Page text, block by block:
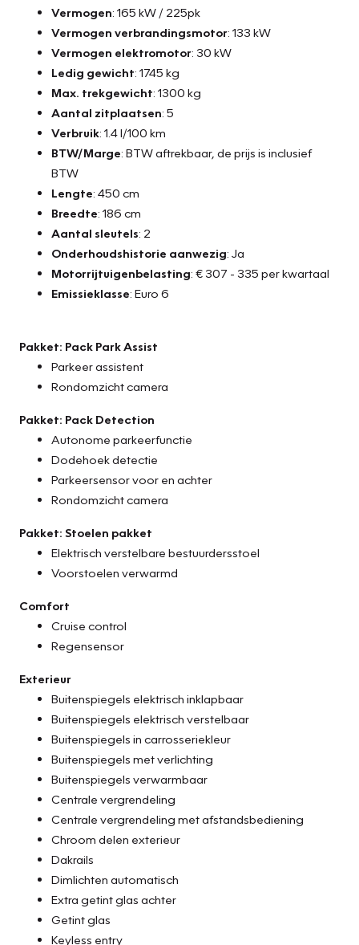
Vermogen: 165 kW / 225pk
Vermogen verbrandingsmotor: 133 kW
Vermogen elektromotor: 30 kW
Ledig gewicht: 1745 kg
Max. trekgewicht: 1300 kg
Aantal zitplaatsen: 5
Verbruik: 1.4 l/100 km
BTW/Marge: BTW aftrekbaar, de prijs is inclusief
BTW
Lengte: 450 cm
Breedte: 186 cm
Aantal sleutels: 2
Onderhoudshistorie aanwezig: Ja
Motorrijtuigenbelasting: € 307 - 335 per kwartaal
Emissieklasse: Euro 6
Pakket: Pack Park Assist
Parkeer assistent
Rondomzicht camera
Pakket: Pack Detection
Autonome parkeerfunctie
Dodehoek detectie
Parkeersensor voor en achter
Rondomzicht camera
Pakket: Stoelen pakket
Elektrisch verstelbare bestuurdersstoel
Voorstoelen verwarmd
Comfort
Cruise control
Regensensor
Exterieur
Buitenspiegels elektrisch inklapbaar
Buitenspiegels elektrisch verstelbaar
Buitenspiegels in carrosseriekleur
Buitenspiegels met verlichting
Buitenspiegels verwarmbaar
Centrale vergrendeling
Centrale vergrendeling met afstandsbediening
Chroom delen exterieur
Dakrails
Dimlichten automatisch
Extra getint glas achter
Getint glas
Keyless entry